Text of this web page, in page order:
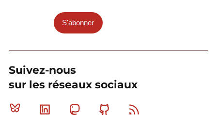
S'abonner
Suivez-nous
sur les réseaux sociaux
Bluesky Linkedin MastodonGithub